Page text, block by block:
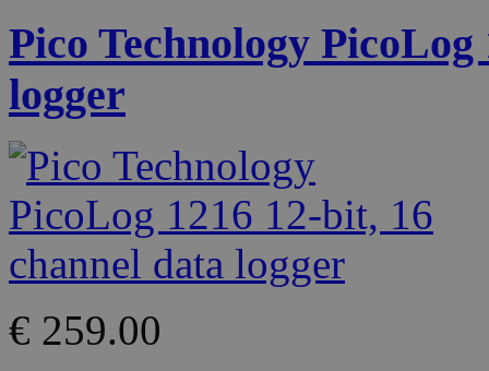
Pico Technology
logger
€ 259.00